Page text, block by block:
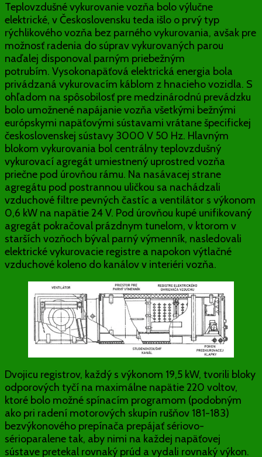
Teplovzdušné vykurovanie vozňa bolo výlučne
elektrické, v Československu teda išlo o prvý typ
rýchlikového vozňa bez parného vykurovania, avšak pre
možnosť radenia do súprav vykurovaných parou
naďalej disponoval parným priebežným
potrubím. Vysokonapäťová elektrická energia bola
privádzaná vykurovacím káblom z hnacieho vozidla. S
ohľadom na spôsobilosť pre medzinárodnú prevádzku
bolo umožnené napájanie vozňa všetkými bežnými
európskymi napäťovými sústavami vrátane špecifickej
československej sústavy 3000 V 50 Hz. Hlavným
blokom vykurovania bol centrálny teplovzdušný
vykurovací agregát umiestnený uprostred vozňa
priečne pod úrovňou rámu. Na nasávacej strane
agregátu pod postrannou uličkou sa nachádzali
vzduchové filtre pevných častíc a ventilátor s výkonom
0,6 kW na napätie 24 V. Pod úrovňou kupé unifikovaný
agregát pokračoval prázdnym tunelom, v ktorom v
starších vozňoch býval parný výmenník, nasledovali
elektrické vykurovacie registre a napokon výtlačné
vzduchové koleno do kanálov v interiéri vozňa.
Dvojicu registrov, každý s výkonom 19,5 kW, tvorili bloky
odporových tyčí na maximálne napätie 220 voltov,
ktoré bolo možné spínacím programom (podobným
ako pri radení motorových skupín rušňov 181-183)
bezvýkonového prepínača prepájať sériovo-
sérioparalene tak, aby nimi na každej napäťovej
sústave pretekal rovnaký prúd a vydali rovnaký výkon.